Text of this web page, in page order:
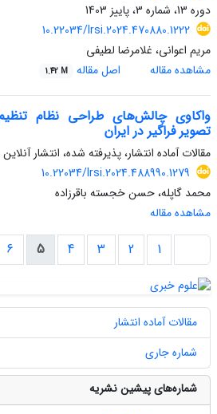
دوره 13، شماره 3، پاییز 1403
10.22034/lrsi.2024.470880.1222
مریم اعوانی، غلامرضا لطیفی
مشاهده مقاله
اصل مقاله 1.42 M
واکاوی چالش‌های طراحی نظام
تصویر فراگیر در ایران
مقالات آماده انتشار، پذیرفته شده، انتشار آنلاین
10.22034/lrsi.2024.488990.1279
محمد گاپله، حسن خجسته باقرزاده
مشاهده مقاله
1
2
3
4
5
6
مقالات آماده انتشار
شماره جاری
شماره‌های پیشین نشریه